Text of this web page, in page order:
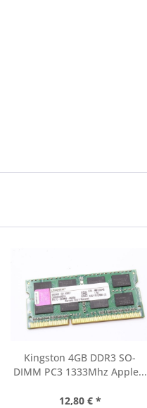
Kingston 4GB DDR3 SO-
DIMM PC3 1333Mhz Apple...
12,80 € *